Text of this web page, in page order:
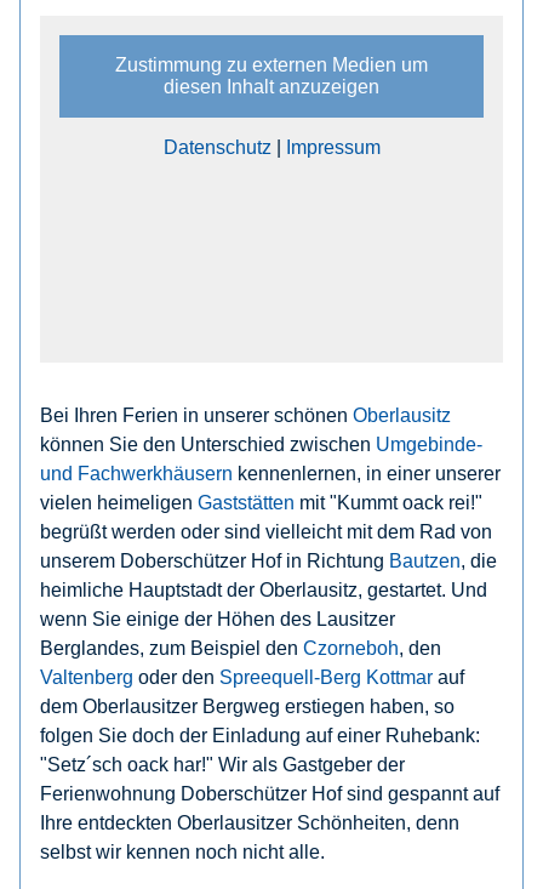
Zustimmung zu externen Medien um
diesen Inhalt anzuzeigen
Datenschutz Impressum
Bei Ihren Ferien in unserer schönen Oberlausitz
können Sie den Unterschied zwischen Umgebinde-
und Fachwerkhäusern kennenlernen, in einer unserer
vielen heimeligen Gaststätten mit "Kummt oack rei!"
begrüßt werden oder sind vielleicht mit dem Rad von
unserem Doberschützer Hof in Richtung Bautzen, die
heimliche Hauptstadt der Oberlausitz, gestartet. Und
wenn Sie einige der Höhen des Lausitzer
Berglandes, zum Beispiel den Czorneboh, den
Valtenberg oder den Spreequell-Berg Kottmar auf
dem Oberlausitzer Bergweg erstiegen haben, so
folgen Sie doch der Einladung auf einer Ruhebank:
"Setz´sch oack har!" Wir als Gastgeber der
Ferienwohnung Doberschützer Hof sind gespannt auf
Ihre entdeckten Oberlausitzer Schönheiten, denn
selbst wir kennen noch nicht alle.